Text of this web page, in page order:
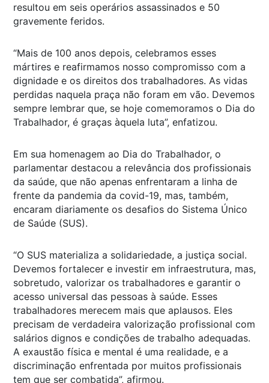
resultou em seis operários assassinados e 50
gravemente feridos.
“Mais de 100 anos depois, celebramos esses
mártires e reafirmamos nosso compromisso com a
dignidade e os direitos dos trabalhadores. As vidas
perdidas naquela praça não foram em vão. Devemos
sempre lembrar que, se hoje comemoramos o Dia do
Trabalhador, é graças àquela luta”, enfatizou.
Em sua homenagem ao Dia do Trabalhador, o
parlamentar destacou a relevância dos profissionais
da saúde, que não apenas enfrentaram a linha de
frente da pandemia da covid-19, mas, também,
encaram diariamente os desafios do Sistema Único
de Saúde (SUS).
“O SUS materializa a solidariedade, a justiça social.
Devemos fortalecer e investir em infraestrutura, mas,
sobretudo, valorizar os trabalhadores e garantir o
acesso universal das pessoas à saúde. Esses
trabalhadores merecem mais que aplausos. Eles
precisam de verdadeira valorização profissional com
salários dignos e condições de trabalho adequadas.
A exaustão física e mental é uma realidade, e a
discriminação enfrentada por muitos profissionais
tem que ser combatida”, afirmou.